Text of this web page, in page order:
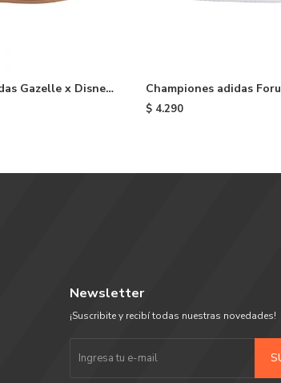
Gazelle x Disney
niño - Red
Championes adidas
niño - White
$ 4.290
Newsletter
¡Suscribite y recibí todas nuestras novedades!